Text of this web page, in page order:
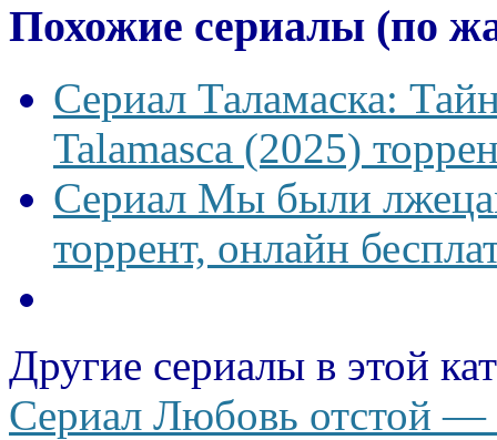
Похожие сериалы (по
Сериал Таламаска:
Talamasca (2025)
Сериал Мы были
торрент, онлайн
Другие сериалы в этой
Сериал Любовь отстой —